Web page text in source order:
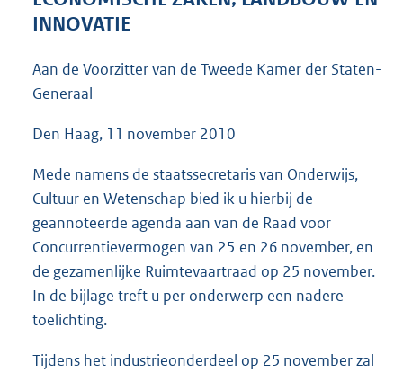
b
INNOVATIE
Aan de Voorzitter van de Tweede Kamer der Staten-
Generaal
Den Haag, 11 november 2010
Mede namens de staatssecretaris van Onderwijs,
Cultuur en Wetenschap bied ik u hierbij de
geannoteerde agenda aan van de Raad voor
Concurrentievermogen van 25 en 26 november, en
de gezamenlijke Ruimtevaartraad op 25 november.
In de bijlage treft u per onderwerp een nadere
toelichting.
Tijdens het industrieonderdeel op 25 november zal